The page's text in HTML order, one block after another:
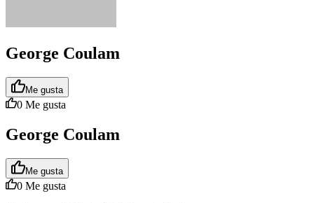
George Coulam
Me gusta
0 Me gusta
George Coulam
Me gusta
0 Me gusta